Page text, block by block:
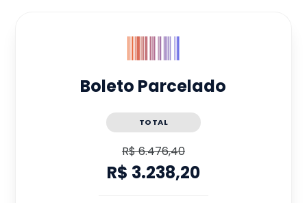
Boleto Parcelado
TOTAL
R$ 6.476,40
R$ 3.238,20